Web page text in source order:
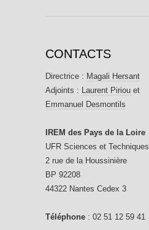
CONTACTS
Directrice : Magali Hersant
Adjoints : Laurent Piriou et
Emmanuel Desmontils
IREM des Pays de la Loire
UFR Sciences et Techniques
2 rue de la Houssinière
BP 92208
44322 Nantes Cedex 3
Téléphone : 02 51 12 59 41